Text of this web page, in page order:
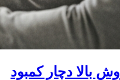
بالا دچار کمبود